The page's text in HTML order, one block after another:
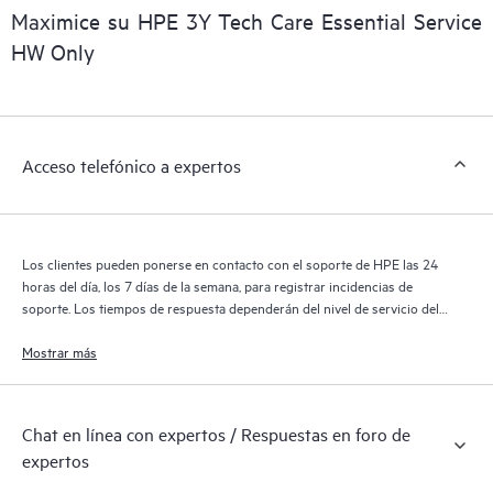
digital personalizada y mejorada que ofrece datos procesables
sobre los productos, casos de servicio y contratos de soporte
de HPE cubiertos por el servicio HPE Tech Care. Los clientes
distintos productos instalados en sus entornos y cómo
permiten a los clientes realizar determinadas actividades sin
proporcionan, además, un portal de recursos de conocimiento
los recursos de HPE, que impulsan la excelencia de las
operaciones y optimizan el rendimiento, del extremo a la nube.
Maximice su HPE 3Y Tech Care Essential Service
HW Only
Acceso telefónico a expertos
Los clientes pueden ponerse en contacto con el soporte de HPE las 24
horas del día, los 7 días de la semana, para registrar incidencias de
soporte. Los tiempos de respuesta dependerán del nivel de servicio del
Mostrar más
Chat en línea con expertos / Respuestas en foro de
expertos